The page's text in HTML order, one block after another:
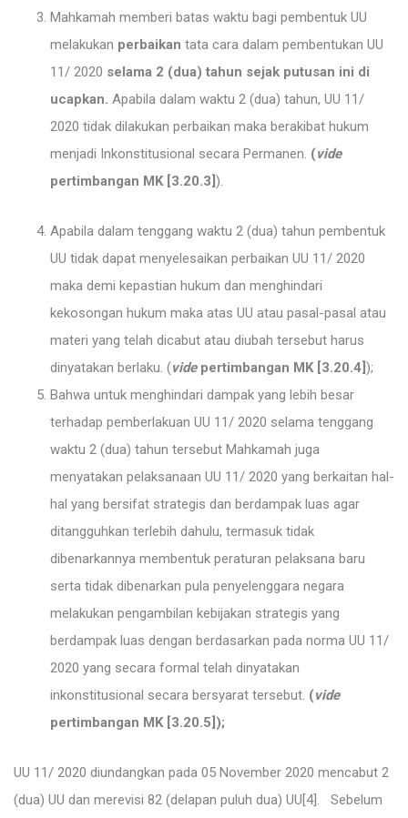
Mahkamah memberi batas waktu bagi pembentuk UU
melakukan perbaikan tata cara dalam pembentukan UU
11/ 2020 selama 2 (dua) tahun sejak putusan ini di
ucapkan. Apabila dalam waktu 2 (dua) tahun, UU 11/
2020 tidak dilakukan perbaikan maka berakibat hukum
menjadi Inkonstitusional secara Permanen. (vide
pertimbangan MK [3.20.3]).
Apabila dalam tenggang waktu 2 (dua) tahun pembentuk
UU tidak dapat menyelesaikan perbaikan UU 11/ 2020
maka demi kepastian hukum dan menghindari
kekosongan hukum maka atas UU atau pasal-pasal atau
materi yang telah dicabut atau diubah tersebut harus
dinyatakan berlaku. (videpertimbangan MK [3.20.4]);
Bahwa untuk menghindari dampak yang lebih besar
terhadap pemberlakuan UU 11/ 2020 selama tenggang
waktu 2 (dua) tahun tersebut Mahkamah juga
menyatakan pelaksanaan UU 11/ 2020 yang berkaitan hal-
hal yang bersifat strategis dan berdampak luas agar
ditangguhkan terlebih dahulu, termasuk tidak
dibenarkannya membentuk peraturan pelaksana baru
serta tidak dibenarkan pula penyelenggara negara
melakukan pengambilan kebijakan strategis yang
berdampak luas dengan berdasarkan pada norma UU 11/
2020 yang secara formal telah dinyatakan
inkonstitusional secara bersyarat tersebut. (vide
pertimbangan MK [3.20.5]);
UU 11/ 2020 diundangkan pada 05 November 2020 mencabut 2
(dua) UU dan merevisi 82 (delapan puluh dua) UU[4]. Sebelum